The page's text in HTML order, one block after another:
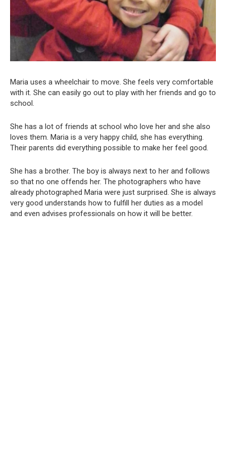
Maria uses a wheelchair to move. She feels very comfortable
with it. She can easily go out to play with her friends and go to
school.
She has a lot of friends at school who love her and she also
loves them. Maria is a very happy child, she has everything.
Their parents did everything possible to make her feel good.
She has a brother. The boy is always next to her and follows
so that no one offends her. The photographers who have
already photographed Maria were just surprised. She is always
very good understands how to fulfill her duties as a model
and even advises professionals on how it will be better.